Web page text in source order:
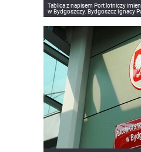
Tablica z napisem Port lotniczy
w Bydgoszczy. Bydgoszcz Ignacy